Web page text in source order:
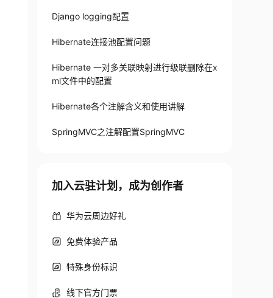
Django logging配置
Hibernate连接池配置问题
Hibernate 一对多关联映射进行级联删除在x
ml文件中的配置
Hibernate各个注解含义和使用讲解
SpringMVC之注解配置SpringMVC
加入云驻计划，成为创作者
华为云周边好礼
免费体验产品
特殊身份标识
线下官方门票